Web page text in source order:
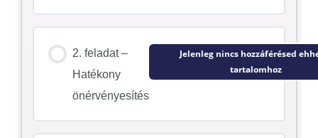
2. feladat –
Hatékony
önérvényesítés
Jelenleg nincs hozzáférésed
tartalomhoz